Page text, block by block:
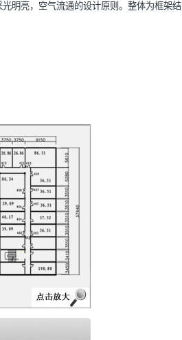
明亮，空气流通的设计原则。整体为框架结